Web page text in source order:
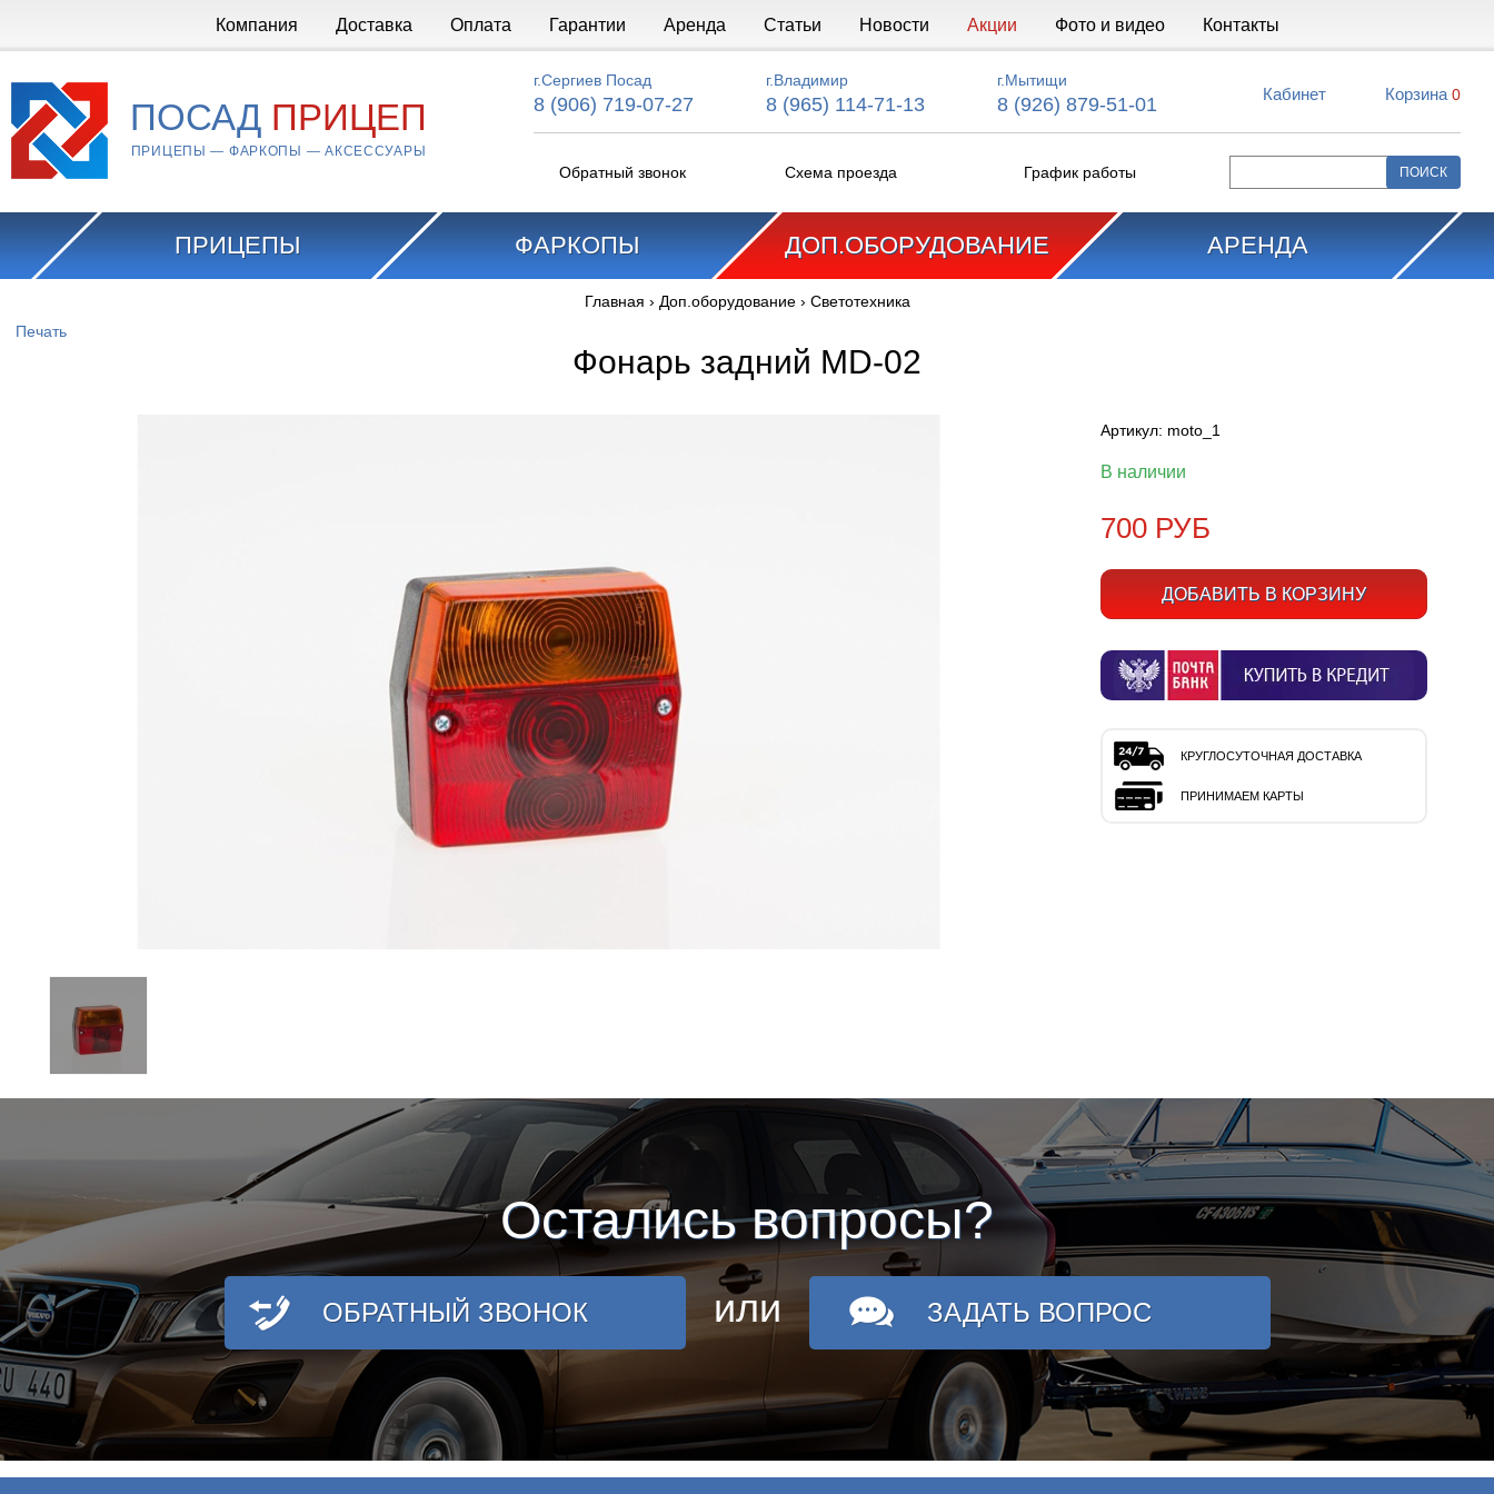
Компания Доставка Оплата Гарантии Аренда Статьи Новости Акции Фото и видео Контакты
ПОСАД ПРИЦЕП
ПРИЦЕПЫ — ФАРКОПЫ — АКСЕССУАРЫ
г.Сергиев Посад
8 (906) 719-07-27
г.Владимир
8 (965) 114-71-13
г.Мытищи
8 (926) 879-51-01 Кабинет Корзина 0
Обратный звонок Схема проезда График работы
ПРИЦЕПЫ ФАРКОПЫ ДОП.ОБОРУДОВАНИЕ АРЕНДА
Главная › Доп.оборудование› Светотехника
Печать
Фонарь задний MD-02
Артикул: moto_1
В наличии
700 РУБ
КРУГЛОСУТОЧНАЯ ДОСТАВКА
ПРИНИМАЕМ КАРТЫ
Остались вопросы?
ОБРАТНЫЙ ЗВОНОК или ЗАДАТЬ ВОПРОС